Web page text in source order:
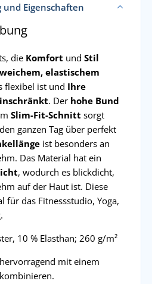
Eigenschaften
die Komfort und Stil
weichem, elastischem
flexibel ist und Ihre
. Der hohe Bund
Slim-Fit-Schnitt sorgt
ganzen Tag über perfekt
ist besonders an
Das Material hat ein
, wodurch es blickdicht,
auf der Haut ist. Diese
für das Fitnessstudio, Yoga,
10 % Elasthan; 260 g/m²
mit einem
kombinieren.